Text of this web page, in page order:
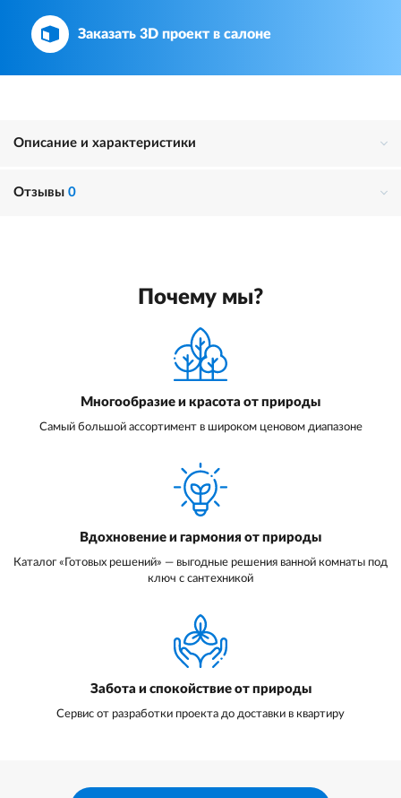
Заказать 3D проект в салоне
Описание и характеристики
Отзывы 0
Почему мы?
Многообразие и красота от природы
Самый большой ассортимент в широком ценовом диапазоне
Вдохновение и гармония от природы
Каталог «Готовых решений» — выгодные решения ванной комнаты под
ключ с сантехникой
Забота и спокойствие от природы
Сервис от разработки проекта до доставки в квартиру